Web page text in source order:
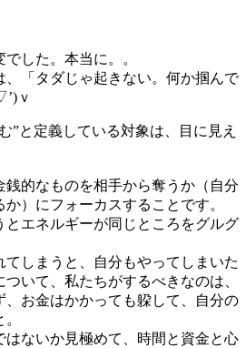
した。本当に。。
、「タダじゃ起きない。何か掴んで
ｖ
”と定義している対象は、目に見え
銭的なものを相手から奪うか（自分
）にフォーカスすることです。
とエネルギーが同じところをグルグ
しまうと、自分もやってしまいた
いて、私たちがするべきなのは、
、お金はかかっても躱して、自分の
はないか見極めて、時間と資金と心